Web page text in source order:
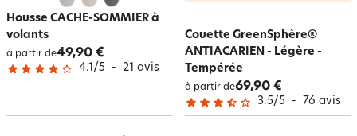
Housse CACHE-SOMMIER à
volants
à partir de49,90 €
4.1/5 - 21 avis
Couette GreenSphère®
ANTIACARIEN - Légère -
Tempérée
à partir de69,90 €
3.5/5 - 76 avis